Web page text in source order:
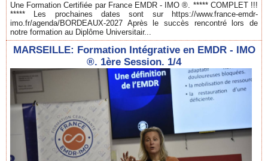
Une Formation Certifiée par France EMDR - IMO ®. ***** COMPLET !!!
***** Les prochaines dates sont sur https://www.france-emdr-
imo.fr/agenda/BORDEAUX-2027 Après le succès rencontré lors de
notre formation au Diplôme Universitair...
MARSEILLE: Formation Intégrative en EMDR - IMO
®. 1ère Session. 1/4